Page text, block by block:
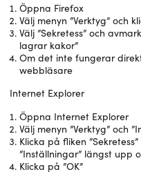
Öppna Firefox
Välj menyn ”Verktyg” och
Välj ”Sekretess” och
lagrar kakor”
Om det inte fungerar
webbläsare
Internet Explorer
Öppna Internet Explorer
Välj menyn ”Verktyg” och
Klicka på fliken
”Inställningar” längst upp
Klicka på ”OK”